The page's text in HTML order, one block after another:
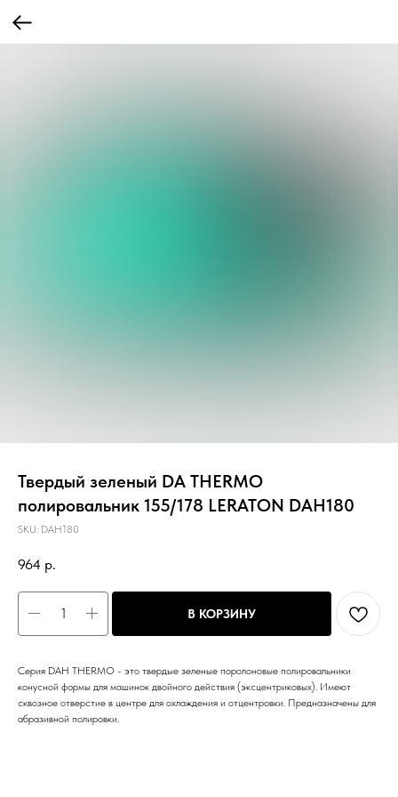
Твердый зеленый DA THERMO
полировальник 155/178 LERATON DAH180
SKU: DAH180
964 р.
В КОРЗИНУ
Серия DAH THERMO - это твердые зеленые поролоновые полировальники
конусной формы для машинок двойного действия (эксцентриковых). Имеют
сквозное отверстие в центре для охлаждения и отцентровки. Предназначены для
абразивной полировки.